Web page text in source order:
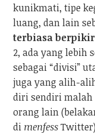
kunikmati, tipe
luang, dan lain
terbiasa berpikir
2, ada yang lebih
sebagai “divisi”
juga yang alih-
diri sendiri malah
orang lain
di menfess